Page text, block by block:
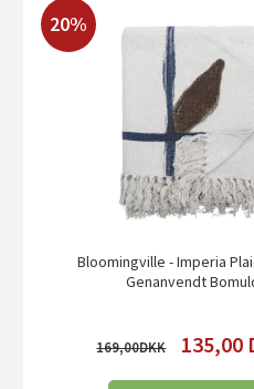
20%
Bloomingville - Imperia
Genanvendt
169,00 135,00